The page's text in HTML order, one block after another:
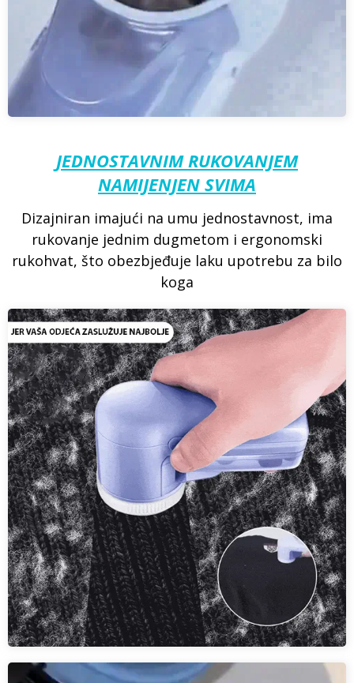
JEDNOSTAVNIM RUKOVANJEM
NAMIJENJEN SVIMA
Dizajniran imajući na umu jednostavnost, ima
rukovanje jednim dugmetom i ergonomski
rukohvat, što obezbjeđuje laku upotrebu za bilo
koga